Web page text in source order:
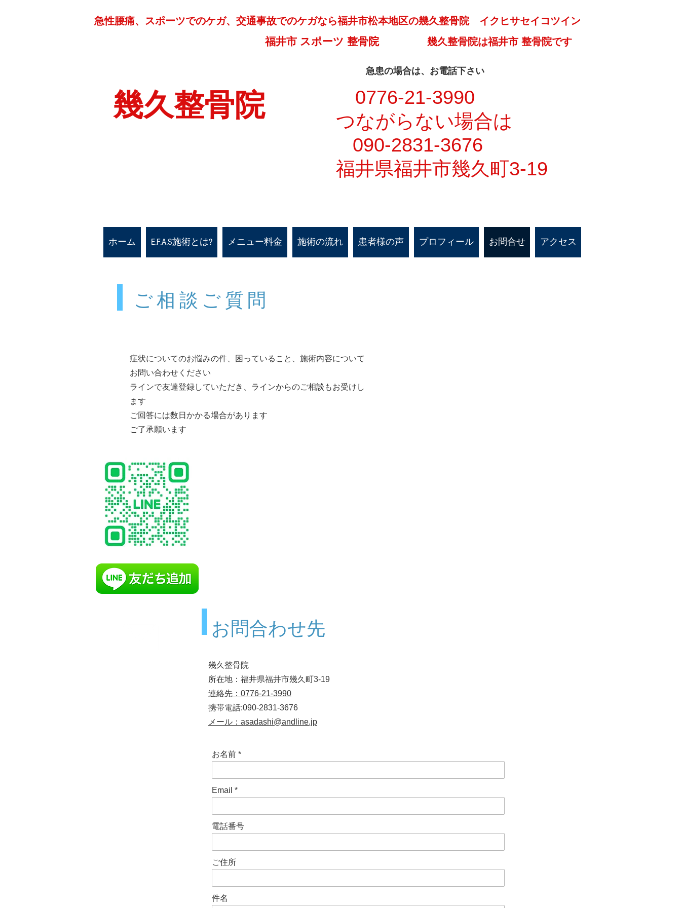
急性腰痛、スポーツでのケガ、交通事故でのケガなら福井市松本地区の幾久整骨院 イクヒサセイコツイン
幾久整骨院は福井市 整骨院です
福井市 スポーツ 整骨院
​急患の場合は、お電話下さい
幾久整骨院
​ 0776-21-3990
​つながらない場合は
090-2831-3676
福井県福井市幾久町3-19
ホーム E.F.A.S施術とは? メニュー料金 施術の流れ 患者様の声 プロフィール お問合せ アクセス
ご相談 ご質問
症状についてのお悩みの件、困っていること、施術内容について
お問い合わせください
ラインで友達登録していただき、ラインからのご相談もお受けし
ます
ご回答には数日かかる場合があります
ご了承願います
お問合わせ先
幾久整骨院
所在地：福井県福井市幾久町3-19
連絡先：0776-21-3990
携帯電話:090-2831-3676
メール：asadashi@andline.jp
お名前
Email
電話番号
ご住所
件名